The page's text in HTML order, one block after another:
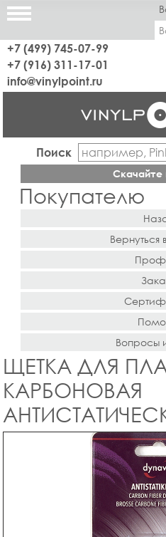
+7 (499) 745-07-99
+7 (916) 311-17-01
info@vinylpoint.ru
Поиск
Скачайте
Покупателю
Вернуться
Вопросы
ЩЕТКА ДЛЯ
КАРБОНОВАЯ